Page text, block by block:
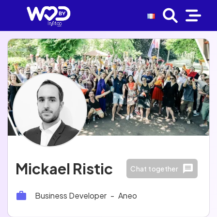
Mickael Ristic Chat together
Business Developer - Aneo